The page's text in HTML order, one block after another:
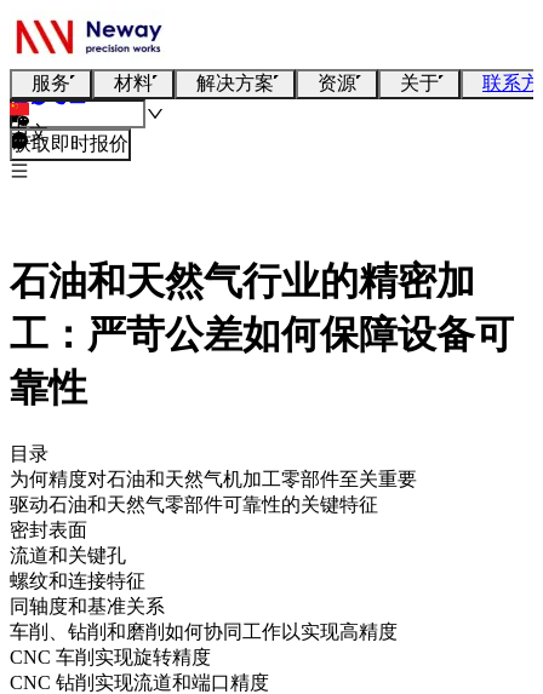
服务 材料 解决方案 资源 关于 联系
中文
获取即时报价
石油和天然气行业的精密加
工：严苛公差如何保障设备可
靠性
目录
为何精度对石油和天然气机加工零部件至关重要
驱动石油和天然气零部件可靠性的关键特征
密封表面
流道和关键孔
螺纹和连接特征
同轴度和基准关系
车削、钻削和磨削如何协同工作以实现高精度
CNC 车削实现旋转精度
CNC 钻削实现流道和端口精度